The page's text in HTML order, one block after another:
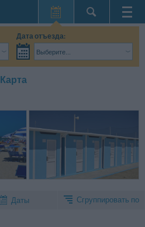
Главная
Мои
бронирования
Дата отъезда:
Выберите...
Карта
Даты Сгруппировать по